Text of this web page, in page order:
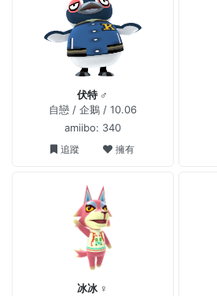
伏特 ♂
自戀 / 企鵝 / 10.06
amiibo: 340
追蹤 擁有
冰冰 ♀